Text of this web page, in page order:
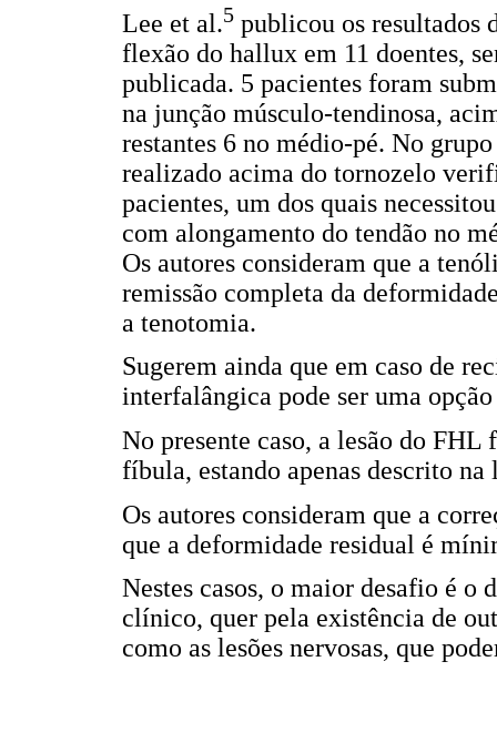
Lee et al.5 publicou os resultados
flexão do hallux em 11 doentes,
publicada. 5 pacientes foram
na junção músculo-tendinosa,
restantes 6 no médio-pé. No
realizado acima do tornozelo
pacientes, um dos quais
com alongamento do tendão no
Os autores consideram que a
remissão completa da
a tenotomia.
Sugerem ainda que em caso de
interfalângica pode ser uma
No presente caso, a lesão do FHL
fíbula, estando apenas descrito
Os autores consideram que a
que a deformidade residual é
Nestes casos, o maior desafio é o
clínico, quer pela existência de
como as lesões nervosas, que